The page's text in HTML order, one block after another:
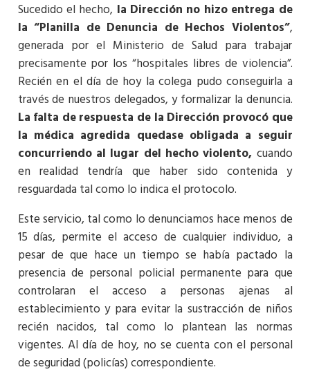
Sucedido el hecho, la Dirección no hizo entrega de
la “Planilla de Denuncia de Hechos Violentos”,
generada por el Ministerio de Salud para trabajar
precisamente por los “hospitales libres de violencia”.
Recién en el día de hoy la colega pudo conseguirla a
través de nuestros delegados, y formalizar la denuncia.
La falta de respuesta de la Dirección provocó que
la médica agredida quedase obligada a seguir
concurriendo al lugar del hecho violento, cuando
en realidad tendría que haber sido contenida y
resguardada tal como lo indica el protocolo.
Este servicio, tal como lo denunciamos hace menos de
15 días, permite el acceso de cualquier individuo, a
pesar de que hace un tiempo se había pactado la
presencia de personal policial permanente para que
controlaran el acceso a personas ajenas al
establecimiento y para evitar la sustracción de niños
recién nacidos, tal como lo plantean las normas
vigentes. Al día de hoy, no se cuenta con el personal
de seguridad (policías) correspondiente.